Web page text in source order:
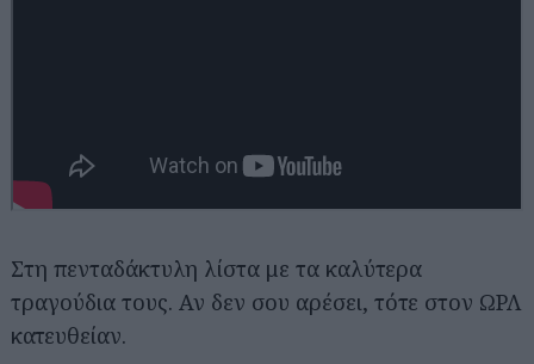
Στη πενταδάκτυλη λίστα με τα καλύτερα
τραγούδια τους. Αν δεν σου αρέσει, τότε στον ΩΡΛ
κατευθείαν.